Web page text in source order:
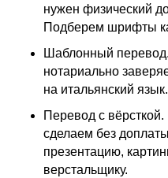
нужен физический
Подберем шрифты
Шаблонный
нотариально
на итальянский язык.
Перевод с
сделаем без
презентацию,
верстальщику.